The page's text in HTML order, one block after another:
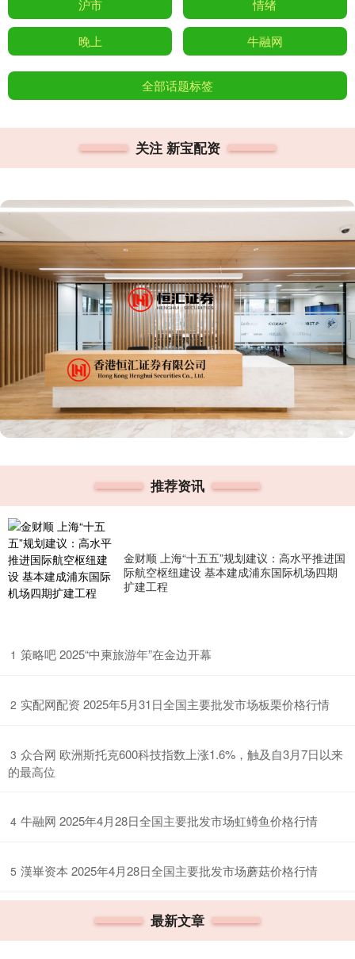
沪市 情绪
晚上 牛融网
全部话题标签
关注 新宝配资
推荐资讯
金财顺 上海“十五五”规划建议：高水平推进国
际航空枢纽建设 基本建成浦东国际机场四期
扩建工程
1 ​策略吧 2025“中柬旅游年”在金边开幕
2 ​实配网配资 2025年5月31日全国主要批发市场板栗价格行情
3 ​众合网 欧洲斯托克600科技指数上涨1.6%，触及自3月7日以来
的最高位
4 ​牛融网 2025年4月28日全国主要批发市场虹鳟鱼价格行情
5 ​漢崋资本 2025年4月28日全国主要批发市场蘑菇价格行情
最新文章